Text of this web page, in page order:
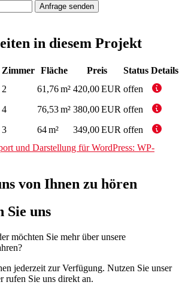
Anfrage senden
in diesem Projekt
Zimmer Fläche Preis Status Details
2 61,76 m² 420,00 EUR offen
4 76,53 m² 380,00 EUR offen
3 64 m² 349,00 EUR offen
und Darstellung für WordPress: WP-
von Ihnen zu hören
Sie uns
möchten Sie mehr über unsere
jederzeit zur Verfügung. Nutzen Sie unser
rufen Sie uns direkt an.